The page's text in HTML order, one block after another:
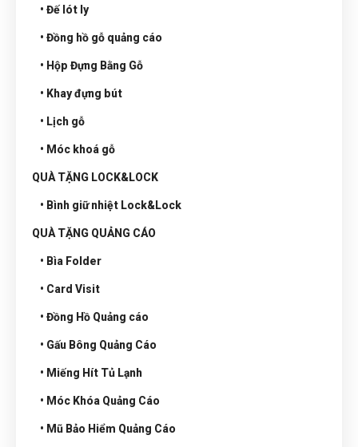
• Đế lót ly
• Đồng hồ gỗ quảng cáo
• Hộp Đựng Bằng Gỗ
• Khay đựng bút
• Lịch gỗ
• Móc khoá gỗ
QUÀ TẶNG LOCK&LOCK
• Bình giữ nhiệt Lock&Lock
QUÀ TẶNG QUẢNG CÁO
• Bìa Folder
• Card Visit
• Đồng Hồ Quảng cáo
• Gấu Bông Quảng Cáo
• Miếng Hít Tủ Lạnh
• Móc Khóa Quảng Cáo
• Mũ Bảo Hiểm Quảng Cáo